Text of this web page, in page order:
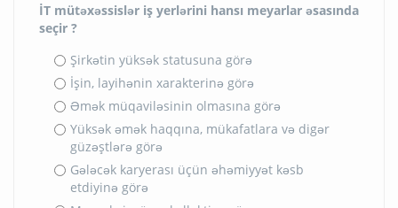
İT mütəxəssislər iş yerlərini hansı meyarlar əsasında
seçir ?
Şirkətin yüksək statusuna görə
İşin, layihənin xarakterinə görə
Əmək müqaviləsinin olmasına görə
Yüksək əmək haqqına, mükafatlara və digər
güzəştlərə görə
Gələcək karyerası üçün əhəmiyyət kəsb
etdiyinə görə